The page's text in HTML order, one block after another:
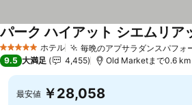
5 ホテルのランク
ホテル 毎晩のアプサラダンスパフォ
パーク ハイアット シエムリア
9.5 大満足 4,455 Old Marketまで0.6 km
最安値 ￥28,058